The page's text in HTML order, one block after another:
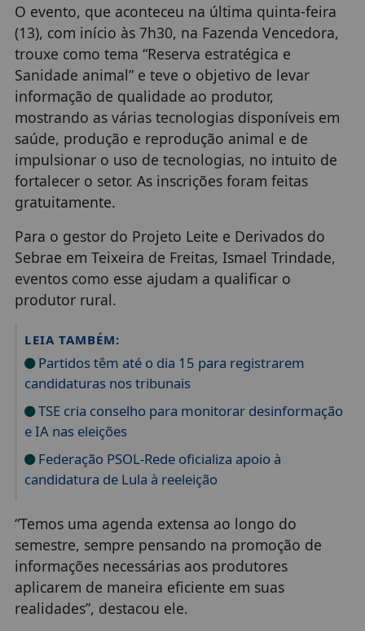
O evento, que aconteceu na última quinta-feira
(13), com início às 7h30, na Fazenda Vencedora,
trouxe como tema “Reserva estratégica e
Sanidade animal” e teve o objetivo de levar
informação de qualidade ao produtor,
mostrando as várias tecnologias disponíveis em
saúde, produção e reprodução animal e de
impulsionar o uso de tecnologias, no intuito de
fortalecer o setor. As inscrições foram feitas
gratuitamente.
Para o gestor do Projeto Leite e Derivados do
Sebrae em Teixeira de Freitas, Ismael Trindade,
eventos como esse ajudam a qualificar o
produtor rural.
LEIA TAMBÉM:
Partidos têm até o dia 15 para registrarem
candidaturas nos tribunais
TSE cria conselho para monitorar desinformação
e IA nas eleições
Federação PSOL-Rede oficializa apoio à
candidatura de Lula à reeleição
“Temos uma agenda extensa ao longo do
semestre, sempre pensando na promoção de
informações necessárias aos produtores
aplicarem de maneira eficiente em suas
realidades”, destacou ele.